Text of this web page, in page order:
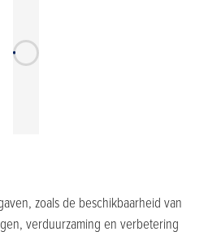
zoals de beschikbaarheid van
verduurzaming en verbetering